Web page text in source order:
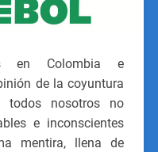
en Colombia e
de la coyuntura
nosotros no
e inconscientes
mentira, llena de